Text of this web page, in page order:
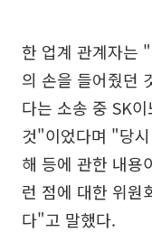
한 업계 관계자는
의 손을 들어줬던
다는 소송 중 SK
것"이었다며 "당
해 등에 관한 내용
런 점에 대한 위원
다"고 말했다.